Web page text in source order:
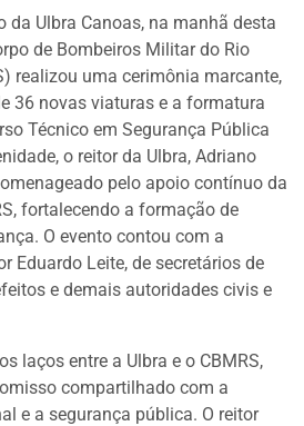
da Ulbra Canoas, na manhã desta
de Bombeiros Militar do Rio
realizou uma cerimônia marcante,
36 novas viaturas e a formatura
Técnico em Segurança Pública
o reitor da Ulbra, Adriano
pelo apoio contínuo da
fortalecendo a formação de
O evento contou com a
Eduardo Leite, de secretários de
e demais autoridades civis e
laços entre a Ulbra e o CBMRS,
compartilhado com a
e a segurança pública. O reitor